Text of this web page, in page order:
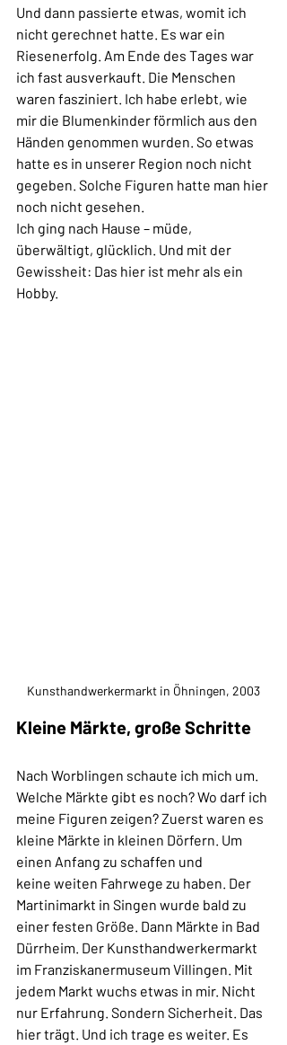
Und dann passierte etwas, womit ich
nicht gerechnet hatte. Es war ein
Riesenerfolg. Am Ende des Tages war
ich fast ausverkauft. Die Menschen
waren fasziniert. Ich habe erlebt, wie
mir die Blumenkinder förmlich aus den
Händen genommen wurden. So etwas
hatte es in unserer Region noch nicht
gegeben. Solche Figuren hatte man hier
noch nicht gesehen.
Ich ging nach Hause – müde,
überwältigt, glücklich. Und mit der
Gewissheit: Das hier ist mehr als ein
Hobby.
Kunsthandwerkermarkt in Öhningen, 2003
Kleine Märkte, große Schritte
Nach Worblingen schaute ich mich um.
Welche Märkte gibt es noch? Wo darf ich
meine Figuren zeigen? Zuerst waren es
kleine Märkte in kleinen Dörfern. Um
einen Anfang zu schaffen und
keine weiten Fahrwege zu haben. Der
Martinimarkt in Singen wurde bald zu
einer festen Größe. Dann Märkte in Bad
Dürrheim. Der Kunsthandwerkermarkt
im Franziskanermuseum Villingen. Mit
jedem Markt wuchs etwas in mir. Nicht
nur Erfahrung. Sondern Sicherheit. Das
hier trägt. Und ich trage es weiter. Es